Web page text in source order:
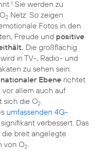
1 Sie werden zu
2 Netz. So zeigen
Fotos in den
Freude und positive
Die großflächig
in TV-, Radio- und
zu sehen sein.
Ebene richtet
allem auch auf
sich die O2
umfassenden 4G-
verbessert. Das
breit angelegte
von O2.